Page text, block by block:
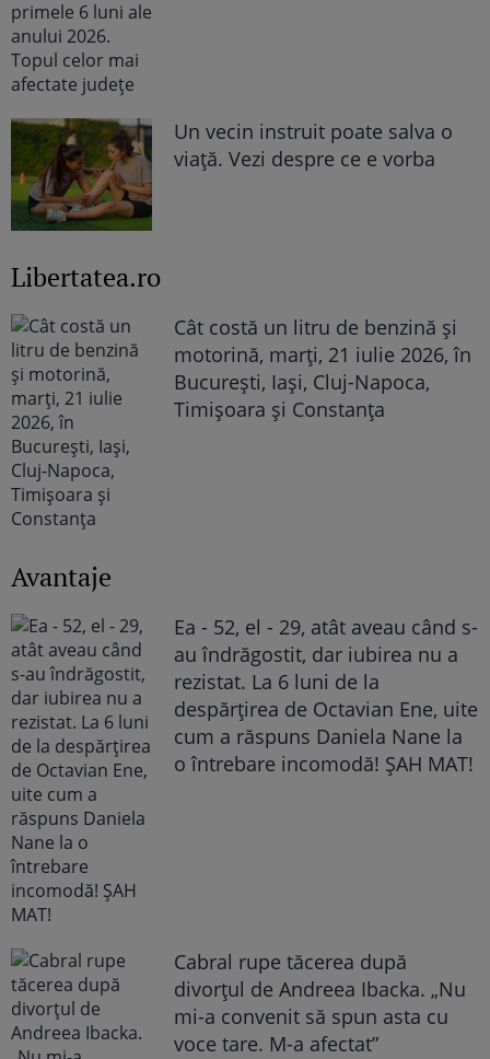
Un vecin instruit poate salva o
viață. Vezi despre ce e vorba
Libertatea.ro
Cât costă un litru de benzină și
motorină, marți, 21 iulie 2026, în
București, Iași, Cluj-Napoca,
Timișoara și Constanța
Avantaje
Ea - 52, el - 29, atât aveau când s-
au îndrăgostit, dar iubirea nu a
rezistat. La 6 luni de la
despărțirea de Octavian Ene, uite
cum a răspuns Daniela Nane la
o întrebare incomodă! ȘAH MAT!
Cabral rupe tăcerea după
divorțul de Andreea Ibacka. „Nu
mi-a convenit să spun asta cu
voce tare. M-a afectat”